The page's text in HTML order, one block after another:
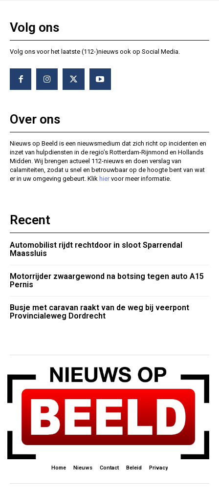
Volg ons
Volg ons voor het laatste (112-)nieuws ook op Social Media.
Over ons
Nieuws op Beeld is een nieuwsmedium dat zich richt op incidenten en
inzet van hulpdiensten in de regio’s Rotterdam-Rijnmond en Hollands
Midden. Wij brengen actueel 112-nieuws en doen verslag van
calamiteiten, zodat u snel en betrouwbaar op de hoogte bent van wat
er in uw omgeving gebeurt. Klik hiervoor meer informatie.
Recent
Automobilist rijdt rechtdoor in sloot Sparrendal
Maassluis
Motorrijder zwaargewond na botsing tegen auto A15
Pernis
Busje met caravan raakt van de weg bij veerpont
Provincialeweg Dordrecht
Home Nieuws Contact Beleid Privacy